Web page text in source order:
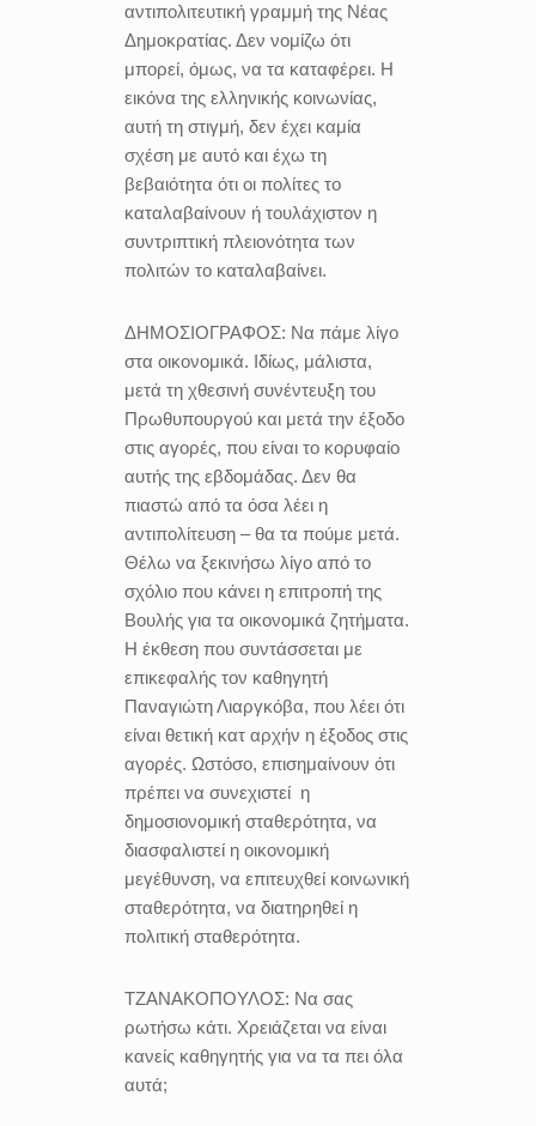
αντιπολιτευτική γραμμή της Νέας
Δημοκρατίας. Δεν νομίζω ότι
μπορεί, όμως, να τα καταφέρει. Η
εικόνα της ελληνικής κοινωνίας,
αυτή τη στιγμή, δεν έχει καμία
σχέση με αυτό και έχω τη
βεβαιότητα ότι οι πολίτες το
καταλαβαίνουν ή τουλάχιστον η
συντριπτική πλειονότητα των
πολιτών το καταλαβαίνει.
ΔΗΜΟΣΙΟΓΡΑΦΟΣ: Να πάμε λίγο
στα οικονομικά. Ιδίως, μάλιστα,
μετά τη χθεσινή συνέντευξη του
Πρωθυπουργού και μετά την έξοδο
στις αγορές, που είναι το κορυφαίο
αυτής της εβδομάδας. Δεν θα
πιαστώ από τα όσα λέει η
αντιπολίτευση – θα τα πούμε μετά.
Θέλω να ξεκινήσω λίγο από το
σχόλιο που κάνει η επιτροπή της
Βουλής για τα οικονομικά ζητήματα.
Η έκθεση που συντάσσεται με
επικεφαλής τον καθηγητή
Παναγιώτη Λιαργκόβα, που λέει ότι
είναι θετική κατ αρχήν η έξοδος στις
αγορές. Ωστόσο, επισημαίνουν ότι
πρέπει να συνεχιστεί η
δημοσιονομική σταθερότητα, να
διασφαλιστεί η οικονομική
μεγέθυνση, να επιτευχθεί κοινωνική
σταθερότητα, να διατηρηθεί η
πολιτική σταθερότητα.
ΤΖΑΝΑΚΟΠΟΥΛΟΣ: Να σας
ρωτήσω κάτι. Χρειάζεται να είναι
κανείς καθηγητής για να τα πει όλα
αυτά;